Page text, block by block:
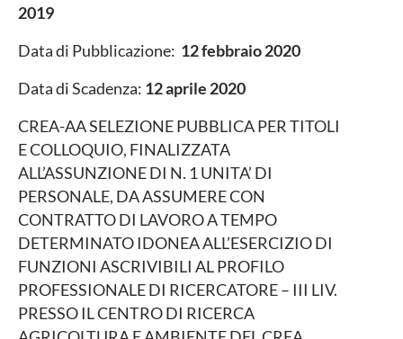
2019
Data di Pubblicazione: 12 febbraio 2020
Data di Scadenza: 12 aprile 2020
CREA-AA SELEZIONE PUBBLICA PER TITOLI
E COLLOQUIO, FINALIZZATA
ALL’ASSUNZIONE DI N. 1 UNITA’ DI
PERSONALE, DA ASSUMERE CON
CONTRATTO DI LAVORO A TEMPO
DETERMINATO IDONEA ALL’ESERCIZIO DI
FUNZIONI ASCRIVIBILI AL PROFILO
PROFESSIONALE DI RICERCATORE – III LIV.
PRESSO IL CENTRO DI RICERCA